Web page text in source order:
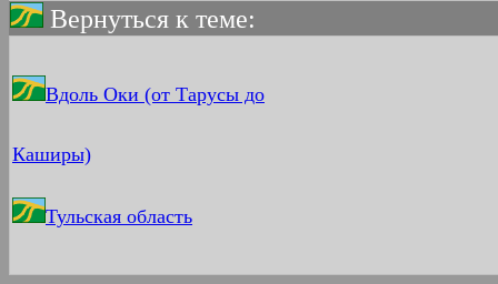
Вернуться к теме:
Вдоль Оки (от Тарусы до
Каширы)
Тульская область